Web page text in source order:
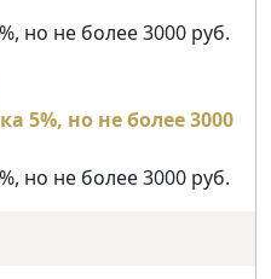
но не более 3000 руб.
но не более 3000 руб.